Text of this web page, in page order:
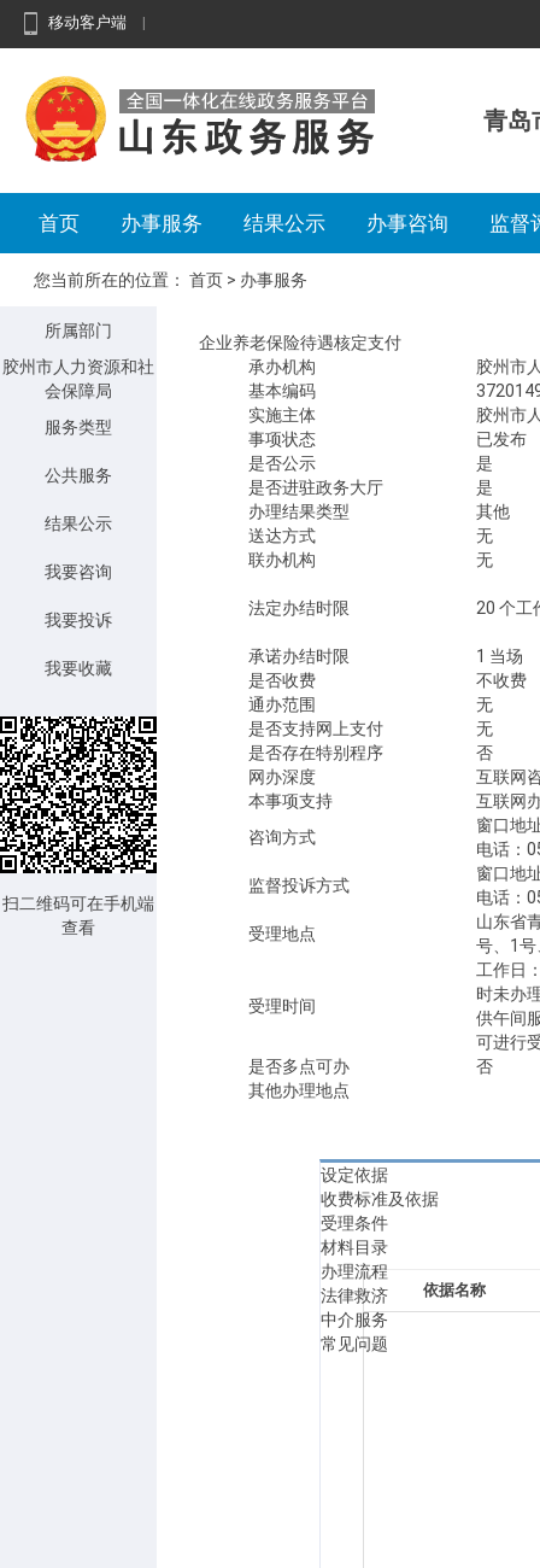
移动客户端 |
青岛
首页 办事服务 结果公示 办事咨询 监
您当前所在的位置： 首页 > 办事服务
所属部门
胶州市人力资源和社
会保障局
服务类型
公共服务
结果公示
我要咨询
我要投诉
我要收藏
扫二维码可在手机端
查看
企业养老保险待遇核定支付
承办机构
胶州市
基本编码
实施主体
胶州市
事项状态
已发布
是否公示
是
是否进驻政务大厅
是
办理结果类型
其他
送达方式
无
联办机构
无
法定办结时限 20 个工
承诺办结时限
1 当场
是否收费
不收费
通办范围
无
是否支持网上支付
无
是否存在特别程序
否
网办深度
互联网
本事项支持
互联网
咨询方式
窗口地
电话：
监督投诉方式
窗口地
电话：
受理地点
山东省
号、1
受理时间
工作日
时未办
供午间
可进行
是否多点可办
否
其他办理地点
设定依据
收费标准及依据
受理条件
材料目录
办理流程
法律救济
中介服务
常见问题
依据名称